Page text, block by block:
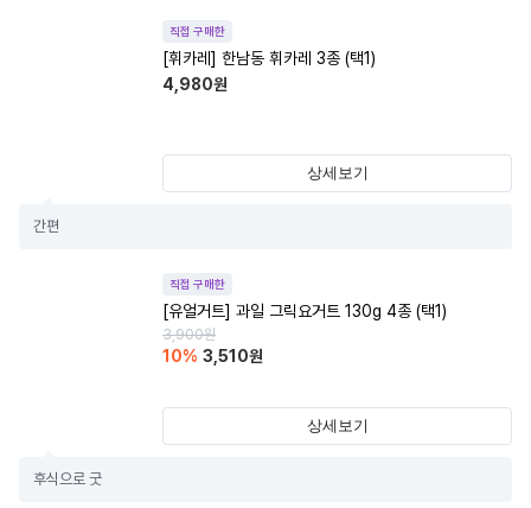
직접 구매한
[휘카레] 한남동 휘카레 3종 (택1)
4,980원
상세보기
간편
직접 구매한
[유얼거트] 과일 그릭요거트 130g 4종 (택1)
3,900원
10% 3,510원
상세보기
후식으로 굿